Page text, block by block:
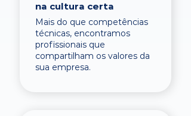
na cultura certa
Mais do que competências
técnicas, encontramos
profissionais que
compartilham os valores da
sua empresa.